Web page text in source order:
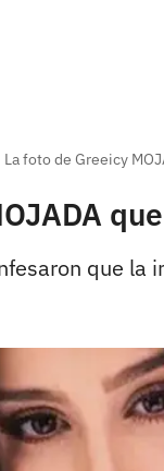
La foto de Greeicy
que la